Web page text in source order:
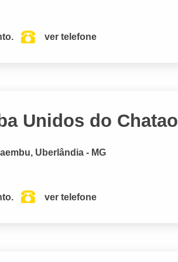
ver telefone
Unidos do Chatao
Uberlândia - MG
ver telefone